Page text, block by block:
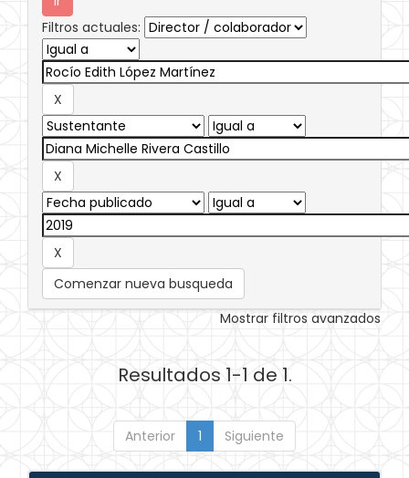
Filtros actuales:
Comenzar nueva busqueda
Mostrar filtros avanzados
Resultados 1-1 de 1.
Anterior 1 Siguiente